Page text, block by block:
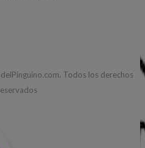
Todos los derechos